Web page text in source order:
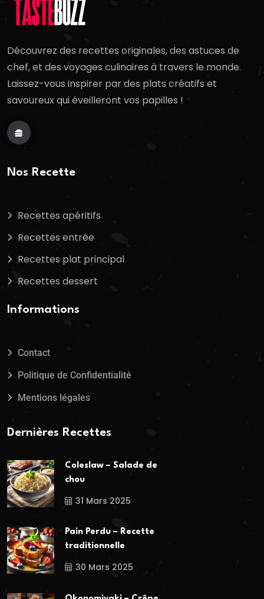
Découvrez des recettes originales, des astuces de
chef, et des voyages culinaires à travers le monde.
Laissez-vous inspirer par des plats créatifs et
savoureux qui éveilleront vos papilles !
Nos Recette
Recettes apéritifs
Recettes entrée
Recettes plat principal
Recettes dessert
Informations
Contact
Politique de Confidentialité
Mentions légales
Dernières Recettes
Coleslaw – Salade de
chou
31 Mars 2025
Pain Perdu – Recette
traditionnelle
30 Mars 2025